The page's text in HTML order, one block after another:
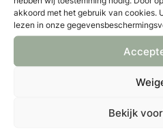
akkoord met het gebruik van cookies.
lezen in onze
Bekijk
Trouwexperts – business login
Contact
Adverteren
Privacybeleid